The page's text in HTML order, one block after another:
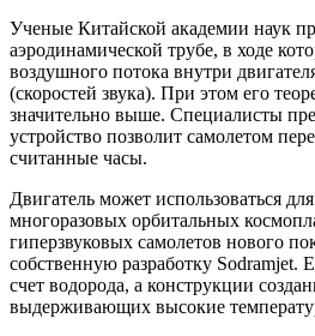
Ученые Китайской академии наук
аэродинамической трубе, в ходе
воздушного потока внутри
(скоростей звука). При этом его
значительно выше. Специалисты
устройство позволит самолетом
считанные часы.
Двигатель может использоваться
многоразовых орбитальных
гиперзвуковых самолетов нового
собственную разработку Sodramjet.
счет водорода, а конструкции
выдерживающих высокие